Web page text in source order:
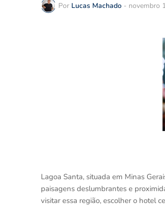
Por Lucas Machado - novembro
Lagoa Santa, situada em Minas
paisagens deslumbrantes e
visitar essa região, escolher o hotel